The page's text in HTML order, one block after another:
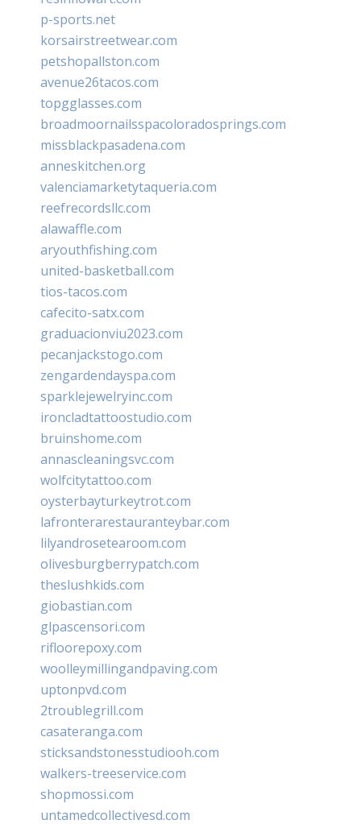
p-sports.net
korsairstreetwear.com
petshopallston.com
avenue26tacos.com
topgglasses.com
broadmoornailsspacoloradosprings.com
missblackpasadena.com
anneskitchen.org
valenciamarketytaqueria.com
reefrecordsllc.com
alawaffle.com
aryouthfishing.com
united-basketball.com
tios-tacos.com
cafecito-satx.com
graduacionviu2023.com
pecanjackstogo.com
zengardendayspa.com
sparklejewelryinc.com
ironcladtattoostudio.com
bruinshome.com
annascleaningsvc.com
wolfcitytattoo.com
oysterbayturkeytrot.com
lafronterarestauranteybar.com
lilyandrosetearoom.com
olivesburgberrypatch.com
theslushkids.com
giobastian.com
glpascensori.com
rifloorepoxy.com
woolleymillingandpaving.com
uptonpvd.com
2troublegrill.com
casateranga.com
sticksandstonesstudiooh.com
walkers-treeservice.com
shopmossi.com
untamedcollectivesd.com